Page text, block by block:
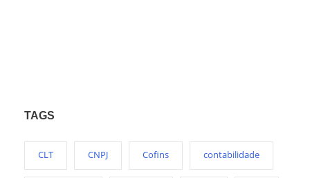
TAGS
CLT CNPJ Cofins contabilidade